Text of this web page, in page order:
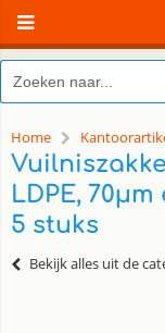
Home
LDPE,
5 stuks
Bekijk alles uit de